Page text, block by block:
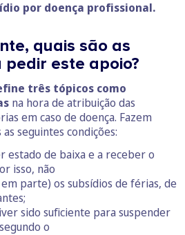
por doença profissional.
quais são as
este apoio?
três tópicos como
na hora de atribuição das
em caso de doença. Fazem
seguintes condições:
estado de baixa e a receber o
isso, não
parte) os subsídios de férias, de
sido suficiente para suspender
o